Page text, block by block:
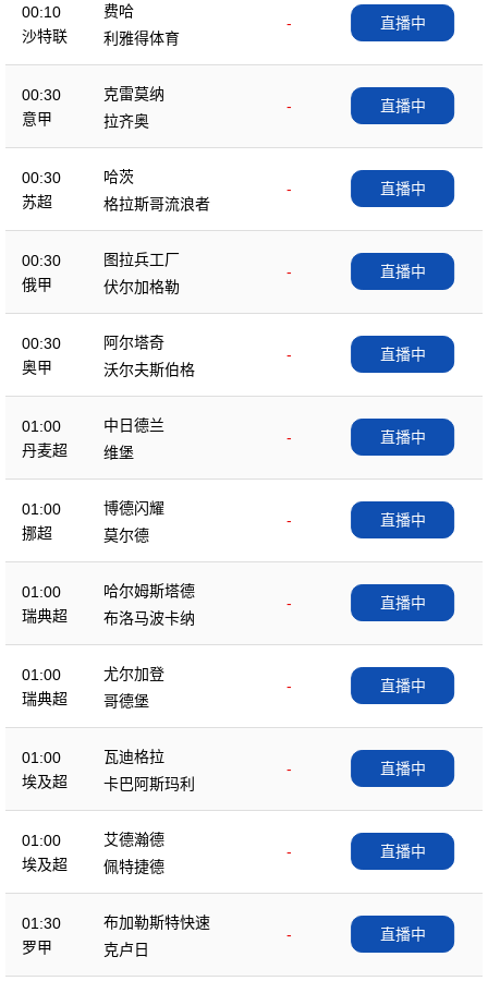
00:10
沙特联
费哈
-
利雅得体育
直播中
00:30
意甲
克雷莫纳
-
拉齐奥
直播中
00:30
苏超
哈茨
-
格拉斯哥流浪者
直播中
00:30
俄甲
图拉兵工厂
-
伏尔加格勒
直播中
00:30
奥甲
阿尔塔奇
-
沃尔夫斯伯格
直播中
01:00
丹麦超
中日德兰
-
维堡
直播中
01:00
挪超
博德闪耀
-
莫尔德
直播中
01:00
瑞典超
哈尔姆斯塔德
-
布洛马波卡纳
直播中
01:00
瑞典超
尤尔加登
-
哥德堡
直播中
01:00
埃及超
瓦迪格拉
-
卡巴阿斯玛利
直播中
01:00
埃及超
艾德瀚德
-
佩特捷德
直播中
01:30
罗甲
布加勒斯特快速
-
克卢日
直播中